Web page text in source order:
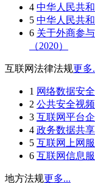
4 中华人民共
5 中华人民共和
6 关于外商参
（2020）
互联网法律法规更多
1 网络数据安
2 公共安全视
3 互联网平台
4 政务数据共
5 互联网上网
6 互联网信息服
地方法规更多...